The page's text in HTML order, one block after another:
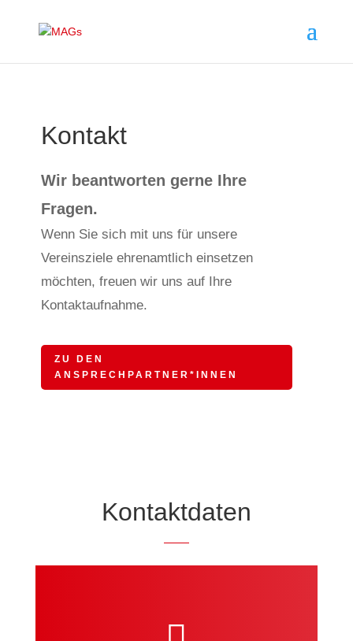
Kontakt
Wir beantworten gerne Ihre
Fragen.
Wenn Sie sich mit uns für unsere
Vereinsziele ehrenamtlich einsetzen
möchten, freuen wir uns auf Ihre
Kontaktaufnahme.
ZU DEN
ANSPRECHPARTNER*INNEN
Kontaktdaten